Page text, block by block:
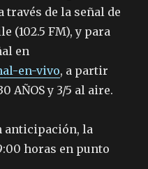
través de la señal de
(102.5 FM), y para
en
en-vivo, a partir
AÑOS y 3/5 al aire.
anticipación, la
horas en punto